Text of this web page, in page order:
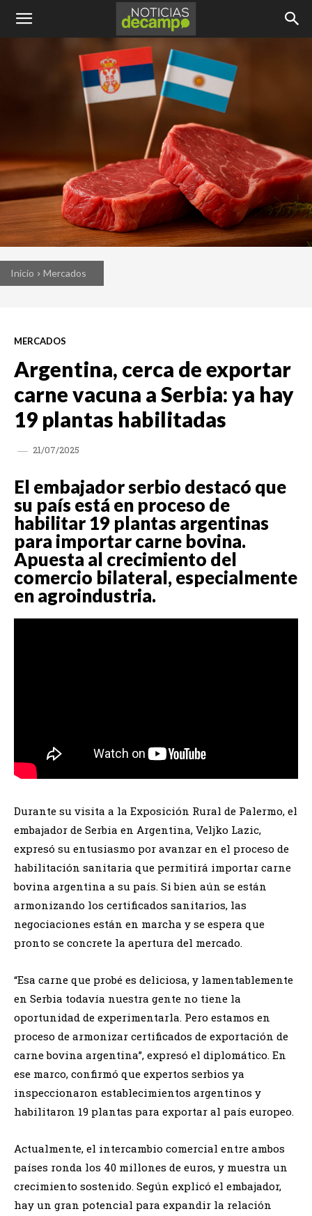
Inicio Mercados
MERCADOS
Argentina, cerca de exportar
carne vacuna a Serbia: ya hay
19 plantas habilitadas
21/07/2025
El embajador serbio destacó que
su país está en proceso de
habilitar 19 plantas argentinas
para importar carne bovina.
Apuesta al crecimiento del
comercio bilateral, especialmente
en agroindustria.
Durante su visita a la Exposición Rural de Palermo, el
embajador de Serbia en Argentina, Veljko Lazic,
expresó su entusiasmo por avanzar en el proceso de
habilitación sanitaria que permitirá importar carne
bovina argentina a su país. Si bien aún se están
armonizando los certificados sanitarios, las
negociaciones están en marcha y se espera que
pronto se concrete la apertura del mercado.
“Esa carne que probé es deliciosa, y lamentablemente
en Serbia todavía nuestra gente no tiene la
oportunidad de experimentarla. Pero estamos en
proceso de armonizar certificados de exportación de
carne bovina argentina”, expresó el diplomático. En
ese marco, confirmó que expertos serbios ya
inspeccionaron establecimientos argentinos y
habilitaron 19 plantas para exportar al país europeo.
Actualmente, el intercambio comercial entre ambos
países ronda los 40 millones de euros, y muestra un
crecimiento sostenido. Según explicó el embajador,
hay un gran potencial para expandir la relación